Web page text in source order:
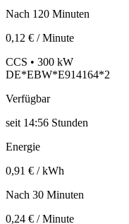
Nach 120 Minuten
0,12 € / Minute
CCS • 300 kW
DE*EBW*E914164*2
Verfügbar
seit 14:56 Stunden
Energie
0,91 € / kWh
Nach 30 Minuten
0,24 € / Minute